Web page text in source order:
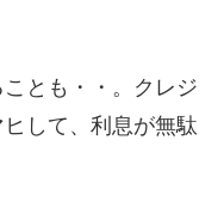
とも・・。クレジ
して、利息が無駄